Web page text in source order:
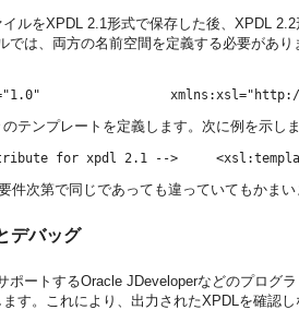
ルをXPDL 2.1形式で保存した後、XPDL
では、両方の名前空間を定義する必要があ
テンプレートを定義します。次に例を示し
件次第で同じであっても違っていてもかまい
デバッグ
ポートするOracle JDeveloperなどのプログ
す。これにより、出力されたXPDLを確認